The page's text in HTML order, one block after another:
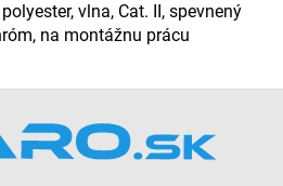
vlna, Cat. II, spevnený
na montážnu prácu